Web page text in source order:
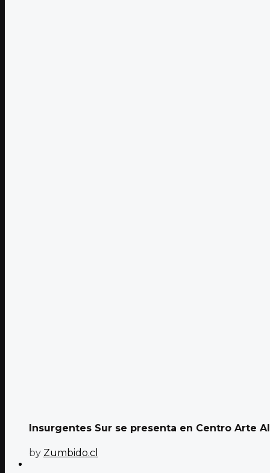
Insurgentes Sur se presenta en Centro Arte
by Zumbido.cl